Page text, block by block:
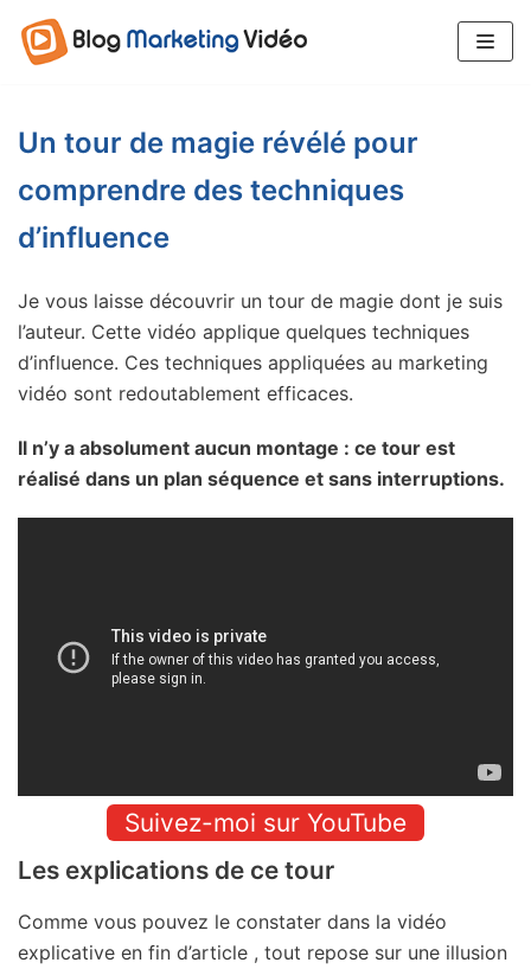
Aller
au
Un tour de magie révélé pour
comprendre des techniques
d’influence
Je vous laisse découvrir un tour de magie dont je suis
l’auteur. Cette vidéo applique quelques techniques
d’influence. Ces techniques appliquées au marketing
vidéo sont redoutablement efficaces.
Il n’y a absolument aucun montage : ce tour est
réalisé dans un plan séquence et sans interruptions.
Suivez-moi sur YouTube
Les explications de ce tour
Comme vous pouvez le constater dans la vidéo
explicative en fin d’article , tout repose sur une illusion